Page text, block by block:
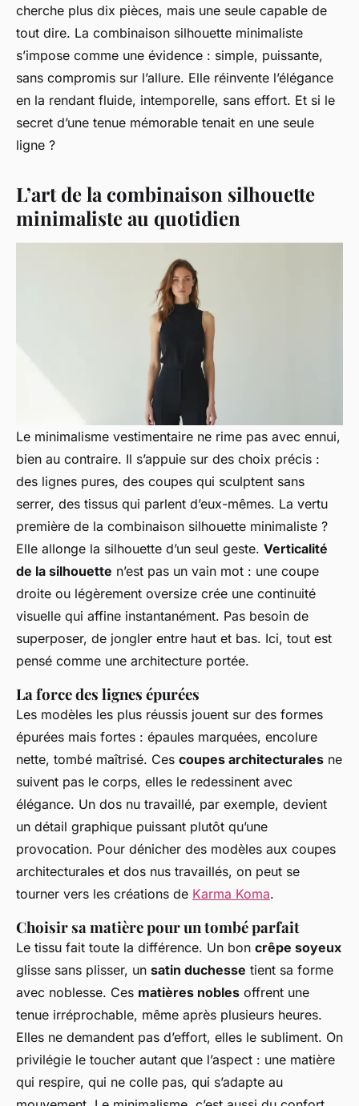
cherche plus dix pièces, mais une seule capable de
tout dire. La combinaison silhouette minimaliste
s’impose comme une évidence : simple, puissante,
sans compromis sur l’allure. Elle réinvente l’élégance
en la rendant fluide, intemporelle, sans effort. Et si le
secret d’une tenue mémorable tenait en une seule
ligne ?
L’art de la combinaison silhouette
minimaliste au quotidien
Le minimalisme vestimentaire ne rime pas avec ennui,
bien au contraire. Il s’appuie sur des choix précis :
des lignes pures, des coupes qui sculptent sans
serrer, des tissus qui parlent d’eux-mêmes. La vertu
première de la combinaison silhouette minimaliste ?
Elle allonge la silhouette d’un seul geste. Verticalité
de la silhouette n’est pas un vain mot : une coupe
droite ou légèrement oversize crée une continuité
visuelle qui affine instantanément. Pas besoin de
superposer, de jongler entre haut et bas. Ici, tout est
pensé comme une architecture portée.
La force des lignes épurées
Les modèles les plus réussis jouent sur des formes
épurées mais fortes : épaules marquées, encolure
nette, tombé maîtrisé. Ces coupes architecturales ne
suivent pas le corps, elles le redessinent avec
élégance. Un dos nu travaillé, par exemple, devient
un détail graphique puissant plutôt qu’une
provocation. Pour dénicher des modèles aux coupes
architecturales et dos nus travaillés, on peut se
tourner vers les créations de Karma Koma.
Choisir sa matière pour un tombé parfait
Le tissu fait toute la différence. Un bon crêpe soyeux
glisse sans plisser, un satin duchesse tient sa forme
avec noblesse. Ces matières nobles offrent une
tenue irréprochable, même après plusieurs heures.
Elles ne demandent pas d’effort, elles le subliment. On
privilégie le toucher autant que l’aspect : une matière
qui respire, qui ne colle pas, qui s’adapte au